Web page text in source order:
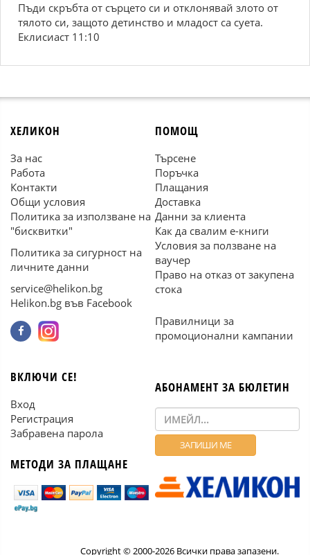
Пъди скръбта от сърцето си и отклонявай злото от
тялото си, защото детинство и младост са суета.
Еклисиаст 11:10
ХЕЛИКОН
За нас
Работа
Контакти
Общи условия
Политика за използване на
"бисквитки"
Политика за сигурност на
личните данни
service@helikon.bg
Helikon.bg във Facebook
ПОМОЩ
Търсене
Поръчка
Плащания
Доставка
Данни за клиента
Как да свалим е-книги
Условия за ползване на
ваучер
Право на отказ от закупена
стока
Правилници за
промоционални кампании
ВКЛЮЧИ СЕ!
Вход
Регистрация
Забравена парола
МЕТОДИ ЗА ПЛАЩАНЕ
АБОНАМЕНТ ЗА БЮЛЕТИН
Copyright © 2000-2026 Всички права запазени.